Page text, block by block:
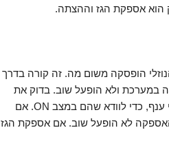
אספקת הגז וההצתה.
הופסקה משום מה. זה קורה בדרך
במערכת ולא הופעל שוב. בדוק את
שסתום הגז הראשי, כמו גם את כל השסתומים הממוקמים בקווי ענף, כדי לוודא שהם במצב ON. אם
האספקה לא הופעל שוב. אם אספקת הגז